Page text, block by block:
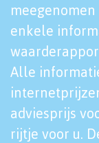
enkele
Alle
adviesprijs
rijtje voor u.